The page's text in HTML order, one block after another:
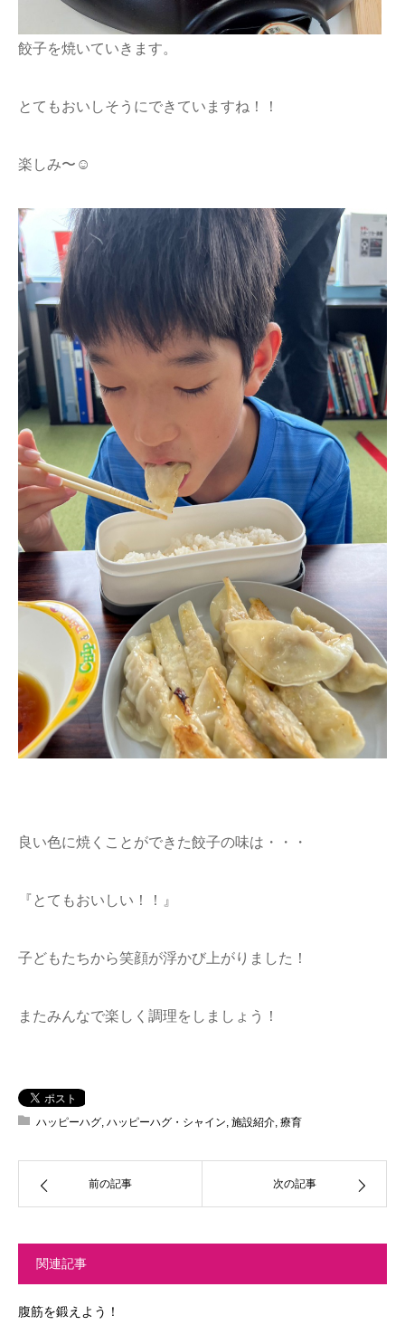
餃子を焼いていきます。
とてもおいしそうにできていますね！！
楽しみ〜☺
良い色に焼くことができた餃子の味は・・・
『とてもおいしい！！』
子どもたちから笑顔が浮かび上がりました！
またみんなで楽しく調理をしましょう！
ハッピーハグ, ハッピーハグ・シャイン, 施設紹介, 療育
前の記事 次の記事
関連記事
腹筋を鍛えよう！